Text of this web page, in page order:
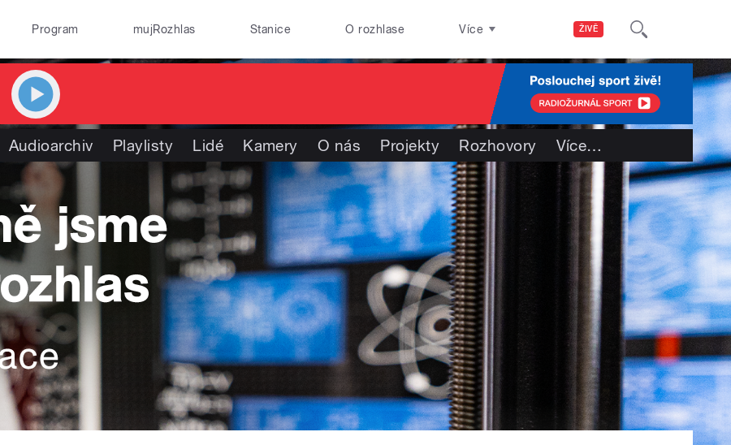
ŽIVĚ
Program mujRozhlas Stanice O rozhlase Více
Audioarchiv Playlisty Lidé Kamery O nás Projekty Rozhovory Více…